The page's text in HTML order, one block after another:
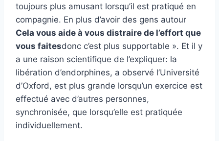
toujours plus amusant lorsqu’il est pratiqué en
compagnie. En plus d’avoir des gens autour
Cela vous aide à vous distraire de l’effort que
vous faitesdonc c’est plus supportable ». Et il y
a une raison scientifique de l’expliquer: la
libération d’endorphines, a observé l’Université
d’Oxford, est plus grande lorsqu’un exercice est
effectué avec d’autres personnes,
synchronisée, que lorsqu’elle est pratiquée
individuellement.